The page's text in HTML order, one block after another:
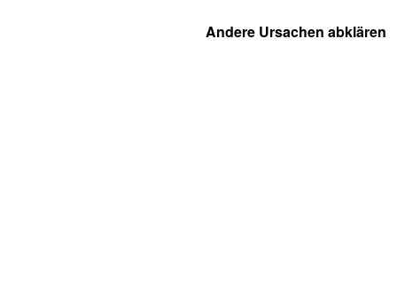
Andere Ursachen abklären